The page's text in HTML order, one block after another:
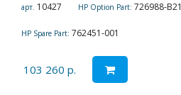
арт. 10427 HP Option Part: 726988-B21
HP Spare Part: 762451-001
103 260 р.